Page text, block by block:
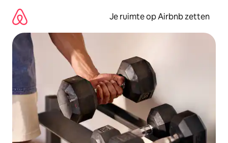
direct
naar
inhoud
Je ruimte op Airbnb zetten